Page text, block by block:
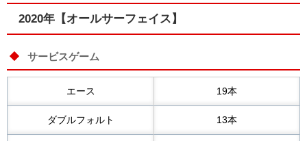
2020年【オールサーフェイス】
サービスゲーム
エース 19本
ダブルフォルト 13本